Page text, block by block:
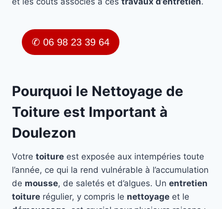
✆ 06 98 23 39 64
Pourquoi le Nettoyage de
Toiture est Important à
Doulezon
Votre toiture est exposée aux intempéries toute
l’année, ce qui la rend vulnérable à l’accumulation
de mousse, de saletés et d’algues. Un entretien
toiture régulier, y compris le nettoyage et le